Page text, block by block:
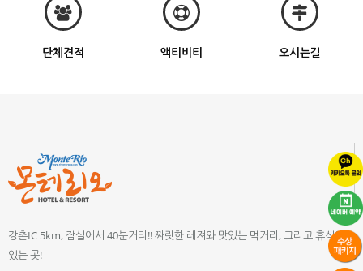
단체견적 액티비티 오시는길
강촌IC 5km, 잠실에서 40분거리!! 짜릿한 레져와 맛있는 먹거리, 그리고 휴식이
있는 곳!